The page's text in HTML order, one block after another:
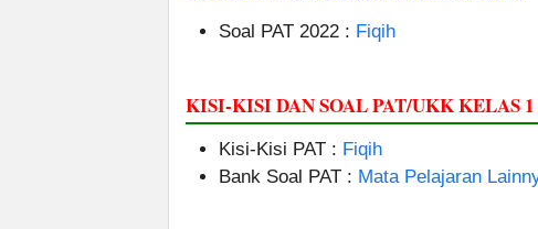
Soal PAT 2022 : Fiqih
KISI-KISI DAN SOAL PAT/UKK KELAS
Kisi-Kisi PAT : Fiqih
Bank Soal PAT : Mata Pelajaran